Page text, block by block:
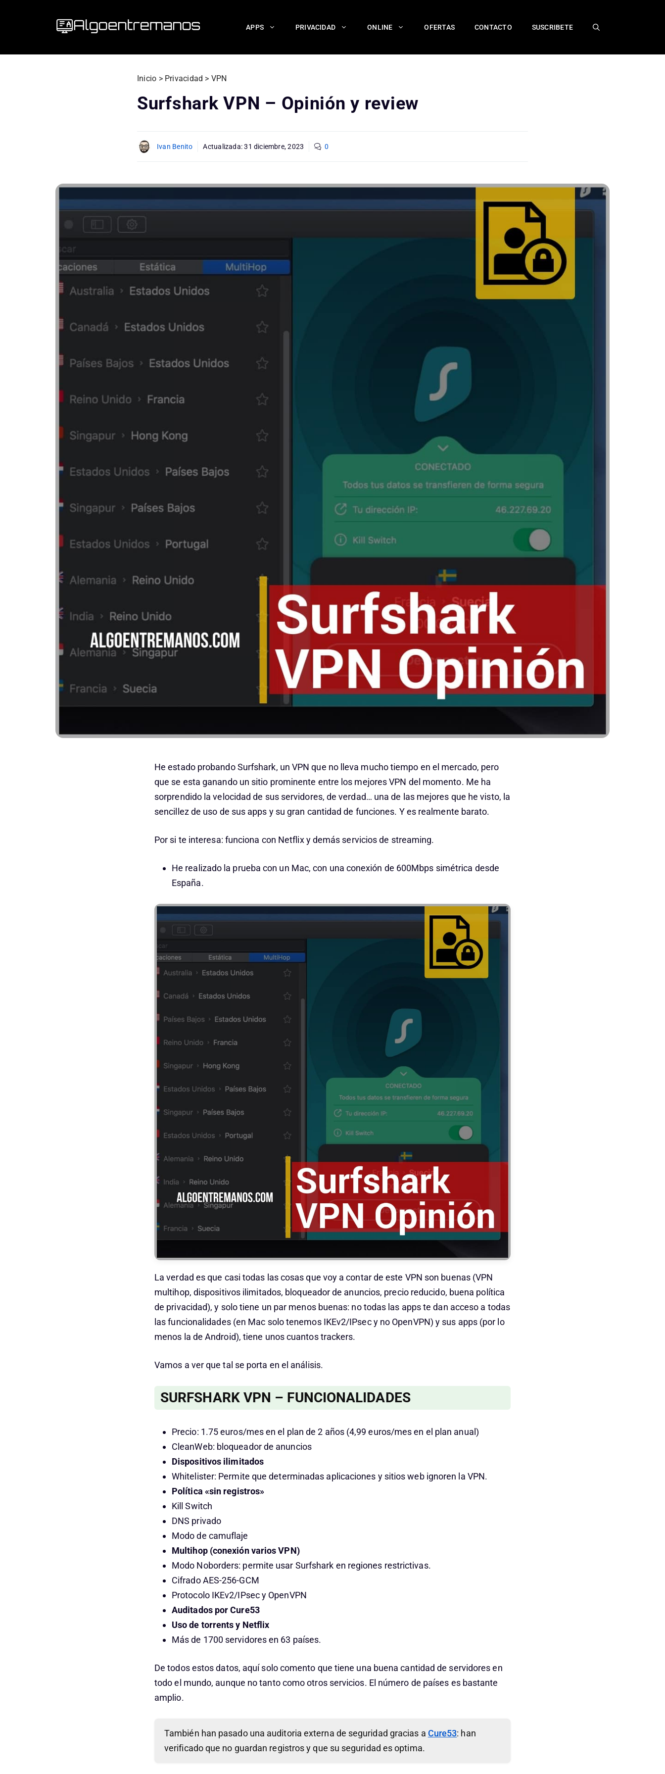
APPS PRIVACIDAD ONLINE OFERTAS CONTACTO SUSCRIBETE
Inicio > Privacidad > VPN
Surfshark VPN – Opinión y review
Ivan Benito Actualizada:31 diciembre, 2023 0
He estado probando Surfshark, un VPN que no lleva mucho tiempo en el mercado, pero
que se esta ganando un sitio prominente entre los mejores VPN del momento. Me ha
sorprendido la velocidad de sus servidores, de verdad… una de las mejores que he visto, la
sencillez de uso de sus apps y su gran cantidad de funciones. Y es realmente barato.
Por si te interesa: funciona con Netflix y demás servicios de streaming.
He realizado la prueba con un Mac, con una conexión de 600Mbps simétrica desde
España.
La verdad es que casi todas las cosas que voy a contar de este VPN son buenas (VPN
multihop, dispositivos ilimitados, bloqueador de anuncios, precio reducido, buena política
de privacidad), y solo tiene un par menos buenas: no todas las apps te dan acceso a todas
las funcionalidades (en Mac solo tenemos IKEv2/IPsec y no OpenVPN) y sus apps (por lo
menos la de Android), tiene unos cuantos trackers.
Vamos a ver que tal se porta en el análisis.
SURFSHARK VPN – FUNCIONALIDADES
Precio: 1.75 euros/mes en el plan de 2 años (4,99 euros/mes en el plan anual)
CleanWeb: bloqueador de anuncios
Dispositivos ilimitados
Whitelister: Permite que determinadas aplicaciones y sitios web ignoren la VPN.
Política «sin registros»
Kill Switch
DNS privado
Modo de camuflaje
Multihop (conexión varios VPN)
Modo Noborders: permite usar Surfshark en regiones restrictivas.
Cifrado AES-256-GCM
Protocolo IKEv2/IPsec y OpenVPN
Auditados por Cure53
Uso de torrents y Netflix
Más de 1700 servidores en 63 países.
De todos estos datos, aquí solo comento que tiene una buena cantidad de servidores en
todo el mundo, aunque no tanto como otros servicios. El número de países es bastante
amplio.
También han pasado una auditoria externa de seguridad gracias a Cure53: han
verificado que no guardan registros y que su seguridad es optima.